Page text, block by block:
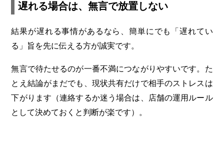
遅れる場合は、無言で放置しない
結果が遅れる事情があるなら、簡単にでも「遅れてい
る」旨を先に伝える方が誠実です。
無言で待たせるのが一番不満につながりやすいです。た
とえ結論がまだでも、現状共有だけで相手のストレスは
下がります（連絡するか迷う場合は、店舗の運用ルール
として決めておくと判断が楽です）。